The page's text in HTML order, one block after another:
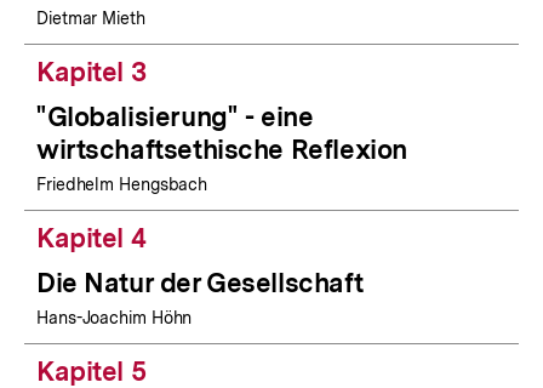
Dietmar Mieth
Kapitel 3
"Globalisierung" - eine
wirtschaftsethische Reflexion
Friedhelm Hengsbach
Kapitel 4
Die Natur der Gesellschaft
Hans-Joachim Höhn
Kapitel 5